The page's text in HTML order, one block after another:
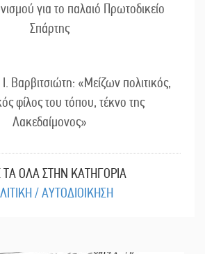
για το παλαιό Πρωτοδικείο
Σπάρτης
Βαρβιτσιώτη: «Μείζων πολιτικός,
φίλος του τόπου, τέκνο της
Λακεδαίμονος»
ΤΑ ΟΛΑ ΣΤΗΝ ΚΑΤΗΓΟΡΙΑ
/ ΑΥΤΟΔΙΟΙΚΗΣΗ